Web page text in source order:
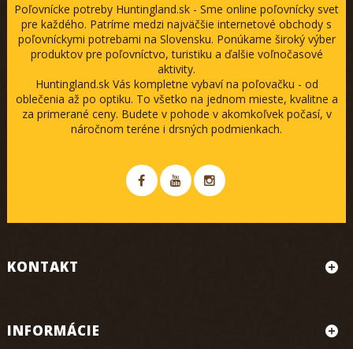
Poľovnícke potreby Huntingland.sk - Sme online poľovnícky svet
pre každého. Patríme medzi najväčšie internetové obchody s
poľovníckymi potrebami na Slovensku. Ponúkame široký výber
produktov pre poľovníctvo, turistiku a ďalšie voľnočasové
aktivity.
Huntingland.sk Vás kompletne vybaví na poľovačku - od
oblečenia až po optiku. To všetko na jednom mieste, kvalitne a
za primerané ceny. Budete v pohode v akomkoľvek počasí, v
náročnom teréne i drsných podmienkach.
KONTAKT
INFORMÁCIE